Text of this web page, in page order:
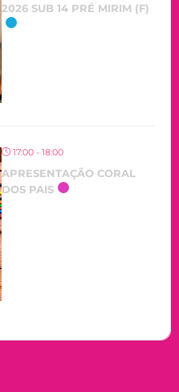
2026 SUB 14 PRÉ MIRIM (F)
17:00 - 18:00
APRESENTAÇÃO CORAL
DOS PAIS